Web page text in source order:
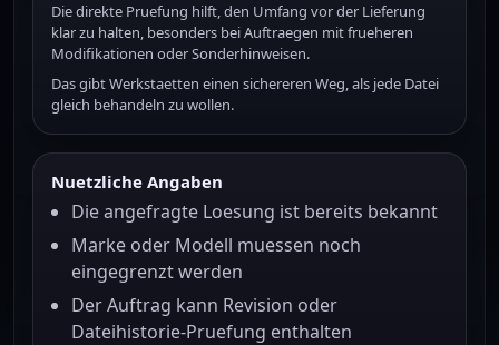
Die direkte Pruefung hilft, den Umfang vor der Lieferung
klar zu halten, besonders bei Auftraegen mit frueheren
Modifikationen oder Sonderhinweisen.
Das gibt Werkstaetten einen sichereren Weg, als jede Datei
gleich behandeln zu wollen.
Nuetzliche Angaben
Die angefragte Loesung ist bereits bekannt
Marke oder Modell muessen noch
eingegrenzt werden
Der Auftrag kann Revision oder
Dateihistorie-Pruefung enthalten